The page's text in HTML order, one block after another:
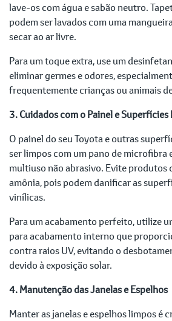
lave-os com água e sabão neutro.
podem ser lavados com uma
secar ao ar livre.
Para um toque extra, use um
eliminar germes e odores,
frequentemente crianças ou animais
3. Cuidados com o Painel e Superfícies
O painel do seu Toyota e outras
ser limpos com um pano de microfibra
multiuso não abrasivo. Evite produtos
amônia, pois podem danificar as
vinílicas.
Para um acabamento perfeito, utilize
para acabamento interno que
contra raios UV, evitando o
devido à exposição solar.
4. Manutenção das Janelas e Espelhos
Manter as janelas e espelhos limpos é